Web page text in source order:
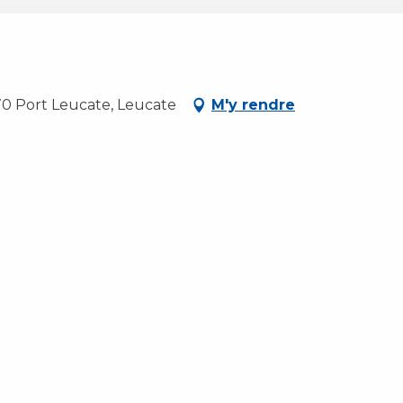
Port Leucate, Leucate M'y rendre